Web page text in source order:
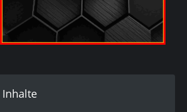
Inhalte